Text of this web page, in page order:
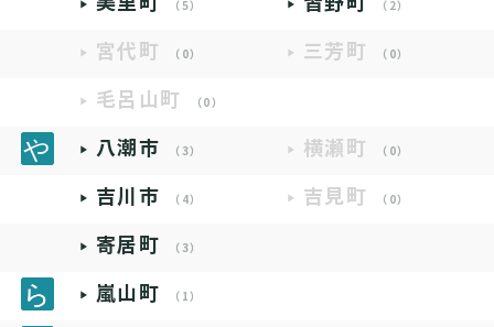
（5） （2）
宮代町 （0） 三芳町 （0）
毛呂山町 （0）
八潮市 （3） 横瀬町 （0）
吉川市 （4） 吉見町 （0）
寄居町 （3）
嵐山町 （1）